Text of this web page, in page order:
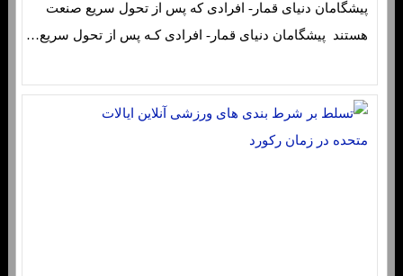
پیشگامان دنیای قمار- افرادی که پس از تحول سریع صنعت
هستند پیشگامان دنیای قمار- افرادی کـه پس از تحول سریع…